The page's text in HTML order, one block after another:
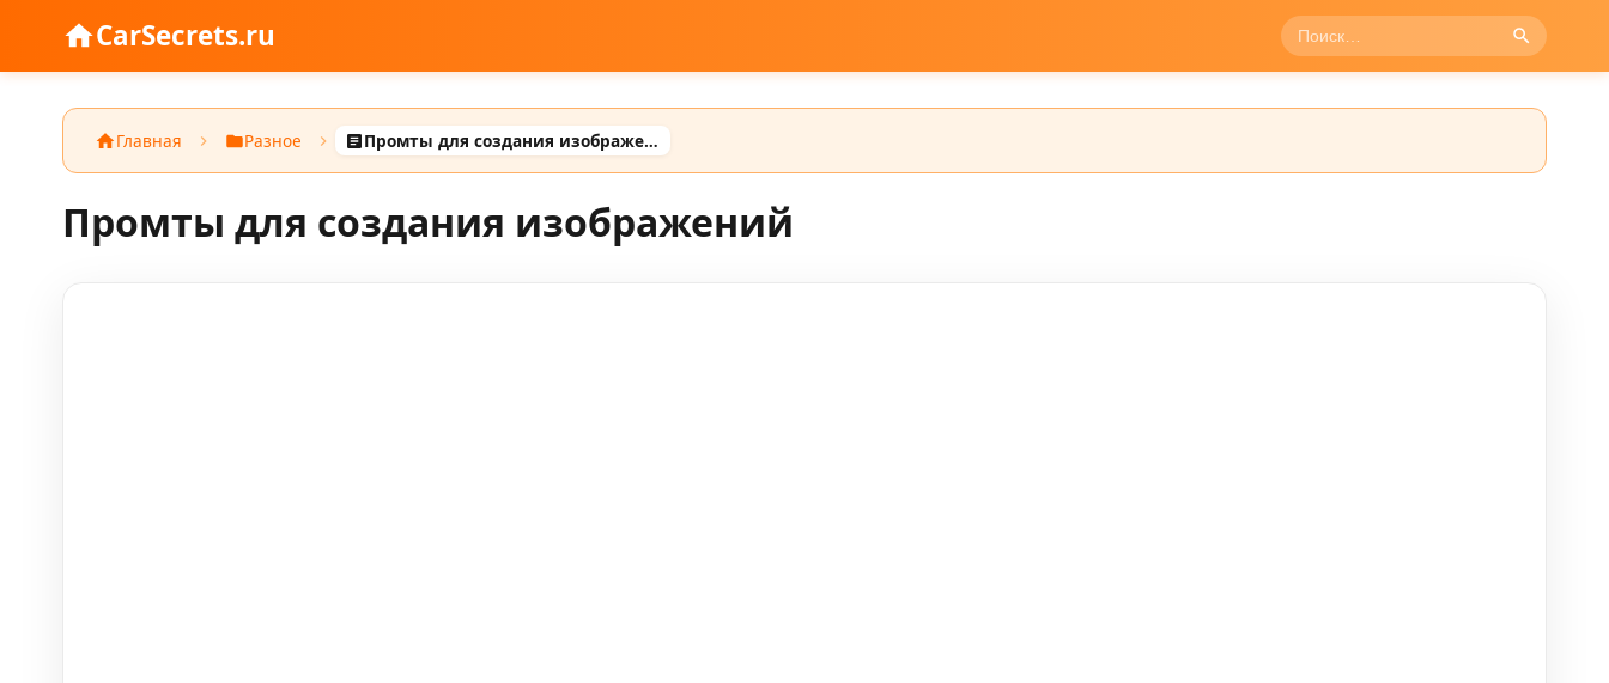
CarSecrets.ru
Главная Разное Промты для создания изображений
Промты для создания изображений